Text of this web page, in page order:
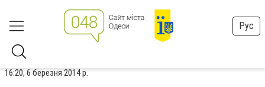
Рус
16:20, 6 березня 2014 р.